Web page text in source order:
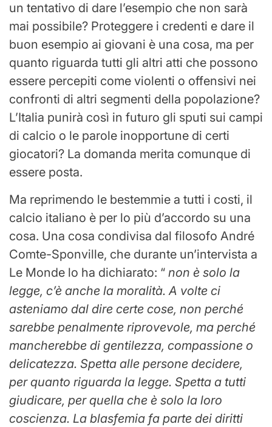
un tentativo di dare l’esempio che non sarà
mai possibile? Proteggere i credenti e dare il
buon esempio ai giovani è una cosa, ma per
quanto riguarda tutti gli altri atti che possono
essere percepiti come violenti o offensivi nei
confronti di altri segmenti della popolazione?
L’Italia punirà così in futuro gli sputi sui campi
di calcio o le parole inopportune di certi
giocatori? La domanda merita comunque di
essere posta.
Ma reprimendo le bestemmie a tutti i costi, il
calcio italiano è per lo più d’accordo su una
cosa. Una cosa condivisa dal filosofo André
Comte-Sponville, che durante un’intervista a
Le Monde lo ha dichiarato: “ non è solo la
legge, c’è anche la moralità. A volte ci
asteniamo dal dire certe cose, non perché
sarebbe penalmente riprovevole, ma perché
mancherebbe di gentilezza, compassione o
delicatezza. Spetta alle persone decidere,
per quanto riguarda la legge. Spetta a tutti
giudicare, per quella che è solo la loro
coscienza. La blasfemia fa parte dei diritti